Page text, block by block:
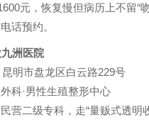
元，恢复慢但病历上不留
话预约。
洲医院
明市盘龙区白云路229号
科·男性生殖整形中心
营二级专科，走“量贩式透